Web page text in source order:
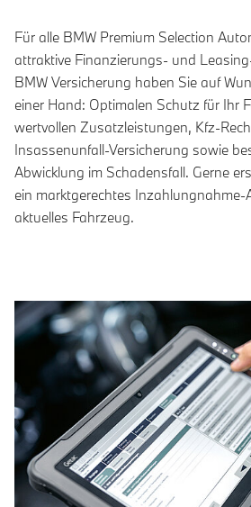
Für alle BMW Premium Selection
attraktive Finanzierungs- und
BMW Versicherung haben Sie auf
einer Hand: Optimalen Schutz für Ihr
wertvollen Zusatzleistungen, Kfz-
Insassenunfall-Versicherung sowie
Abwicklung im Schadensfall. Gerne
ein marktgerechtes Inzahlungnahme-
aktuelles Fahrzeug.